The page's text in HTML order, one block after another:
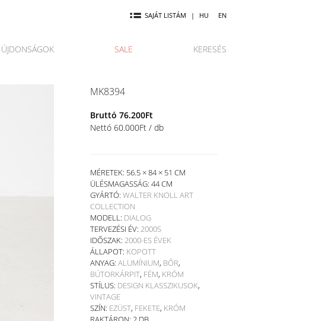
SAJÁT LISTÁM | HU EN
ÚJDONSÁGOK SALE KERESÉS
MK8394
Bruttó 76.200Ft
Nettó 60.000Ft / db
MÉRETEK: 56.5 × 84 × 51 CM
ÜLÉSMAGASSÁG: 44 CM
GYÁRTÓ: WALTER KNOLL ART
COLLECTION
MODELL: DIALOG
TERVEZÉSI ÉV: 2000S
IDŐSZAK: 2000-ES ÉVEK
ÁLLAPOT: KOPOTT
ANYAG: ALUMÍNIUM, BŐR,
BÚTORKÁRPIT, FÉM, KRÓM
STÍLUS: DESIGN KLASSZIKUSOK,
VINTAGE
SZÍN: EZÜST, FEKETE, KRÓM